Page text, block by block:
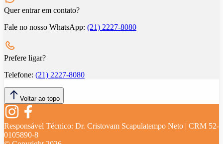
Quer entrar em contato?
Fale no nosso WhatsApp: (21) 2227-8080
Prefere ligar?
Telefone: (21) 2227-8080
Voltar ao topo
Responsável Técnico: Dr. Cristovam Scapulatempo Neto | CRM 52-
0105890-8